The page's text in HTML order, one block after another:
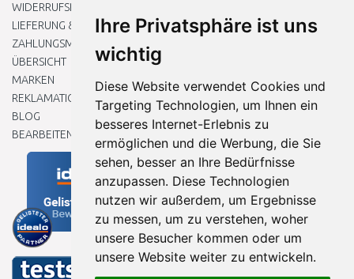
Ihre Privatsphäre ist uns
wichtig
Diese Website verwendet Cookies und
Targeting Technologien, um Ihnen ein
besseres Internet-Erlebnis zu
ermöglichen und die Werbung, die Sie
sehen, besser an Ihre Bedürfnisse
anzupassen. Diese Technologien
nutzen wir außerdem, um Ergebnisse
zu messen, um zu verstehen, woher
unsere Besucher kommen oder um
unsere Website weiter zu entwickeln.
WIDERRUFSRECHT
LIEFERUNG & ZAHLUNG
ZAHLUNGSMETHODEN
ÜBERSICHT
MARKEN
REKLAMATIONEN UND RETOUREN
BLOG
BEARBEITEN SIE MEINE COOKIE-EINSTELLUNGEN